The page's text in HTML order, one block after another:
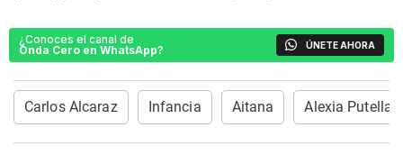
¿Conoces el canal de
Onda Cero en WhatsApp?
ÚNETE AHORA
Carlos Alcaraz Infancia Aitana Alexia Putellas